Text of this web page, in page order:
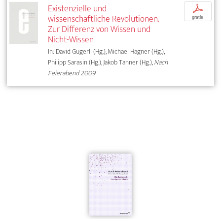
Existenzielle und
wissenschaftliche Revolutionen.
Zur Differenz von Wissen und
Nicht-Wissen
In: David Gugerli (Hg.), Michael Hagner (Hg.),
Philipp Sarasin (Hg.), Jakob Tanner (Hg.),Nach
Feierabend 2009
p
gratis